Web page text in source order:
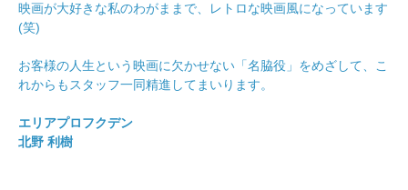
映画が大好きな私のわがままで、レトロな映画風になっています
(笑)
お客様の人生という映画に欠かせない「名脇役」をめざして、こ
れからもスタッフ一同精進してまいります。
エリアプロフクデン
北野 利樹